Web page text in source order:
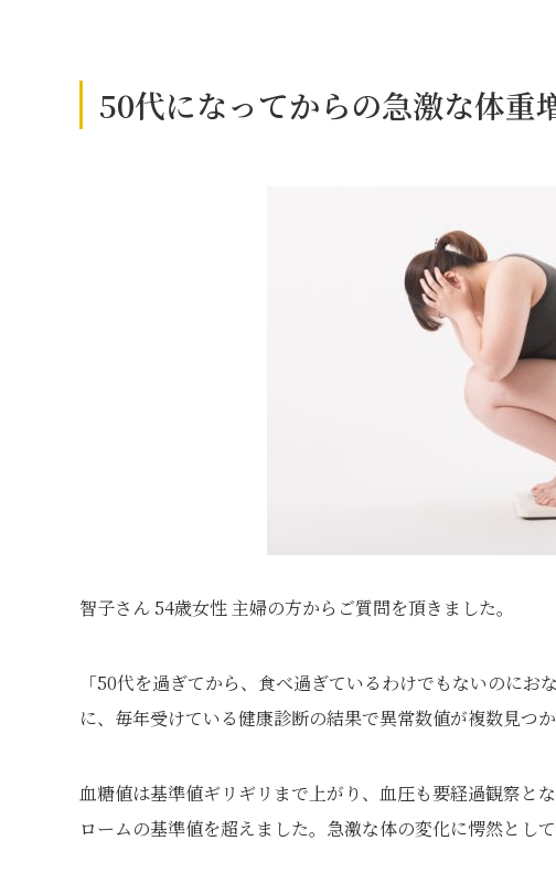
50代になってからの急激な体
智子さん 54歳女性 主婦の方からご質問を頂きました。
「50代を過ぎてから、食べ過ぎているわけでもないのに
に、毎年受けている健康診断の結果で異常数値が複数見つか
血糖値は基準値ギリギリまで上がり、血圧も要経過観察と
ロームの基準値を超えました。急激な体の変化に愕然として